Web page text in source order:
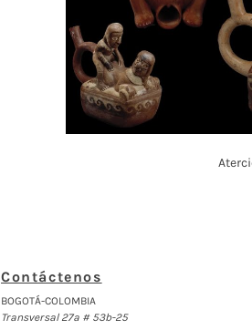
Contáctenos
BOGOTÁ-COLOMBIA
Transversal 27a # 53b-25